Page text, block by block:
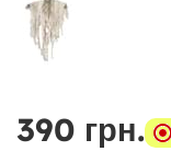
390 грн.